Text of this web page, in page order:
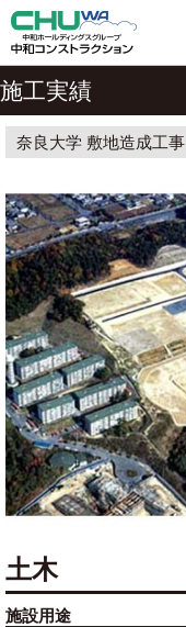
施工実績
奈良大学 敷地造成工事
土木
施設用途